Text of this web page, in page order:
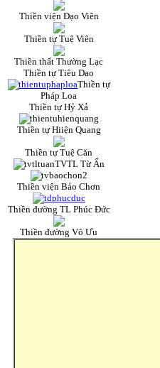
Thiền viện Đạo Viên
Thiền tự Tuệ Viên
Thiền thất Thường Lạc
Thiền tự Tiêu Dao
Thiền tự
Pháp Loa
Thiền tự Hỷ Xả
Thiền tự Hiiện Quang
Thiền tự Tuệ Căn
TVTL Từ Ấn
Thiền viện Bảo Chơn
Thiền đường TL Phúc Đức
Thiền đường Vô Ưu